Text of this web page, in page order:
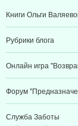
Книги Ольги
Рубрики блога
Онлайн игра
Форум
Служба Заботы